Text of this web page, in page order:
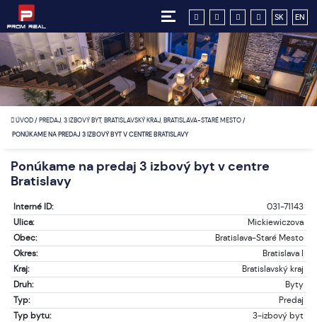
SK EN
ÚVOD/PREDAJ, 3 IZBOVÝ BYT, BRATISLAVSKÝ KRAJ, BRATISLAVA-STARÉ MESTO/
PONÚKAME NA PREDAJ 3 IZBOVÝ BYT V CENTRE BRATISLAVY
Ponúkame na predaj 3 izbový byt v centre
Bratislavy
Interné ID:
031-71143
Ulica:
Mickiewiczova
Obec:
Bratislava-Staré Mesto
Okres:
Bratislava I
Kraj:
Bratislavský kraj
Druh:
Byty
Typ:
Predaj
Typ bytu:
3-izbový byt